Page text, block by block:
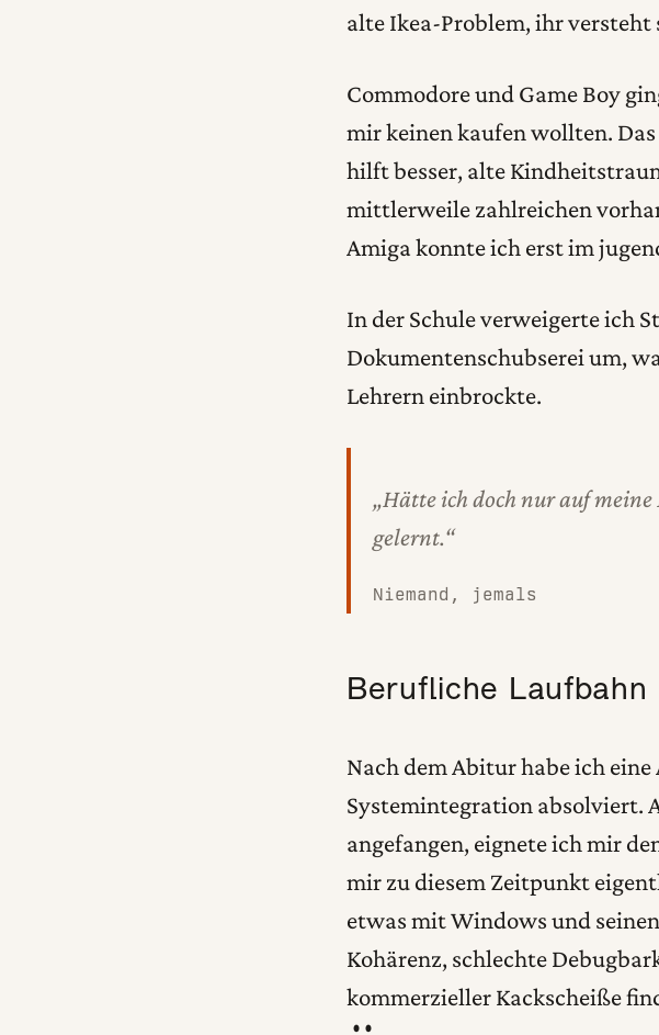
alte Ikea-Problem, ihr versteht
Commodore und Game Boy
mir keinen kaufen wollten.
hilft besser, alte
mittlerweile zahlreichen
Amiga konnte ich erst im
In der Schule verweigerte ich
Dokumentenschubserei um,
Lehrern einbrockte.
„Hätte ich doch nur auf
gelernt.“
Niemand, jemals
Berufliche Laufbahn
Nach dem Abitur habe ich
Systemintegration absolviert.
angefangen, eignete ich mir
mir zu diesem Zeitpunkt
etwas mit Windows und
Kohärenz, schlechte
kommerzieller Kackscheiße